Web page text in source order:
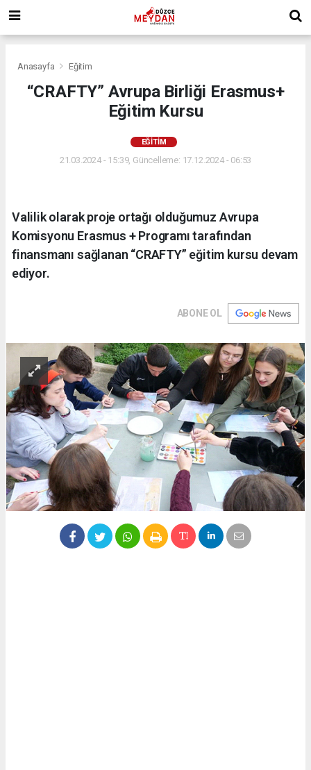
Anasayfa Eğitim
“CRAFTY” Avrupa Birliği Erasmus+
Eğitim Kursu
EĞITIM
21.03.2024 - 15:39, Güncelleme: 17.12.2024 - 06:53
Valilik olarak proje ortağı olduğumuz Avrupa
Komisyonu Erasmus + Programı tarafından
finansmanı sağlanan “CRAFTY” eğitim kursu devam
ediyor.
ABONE OL